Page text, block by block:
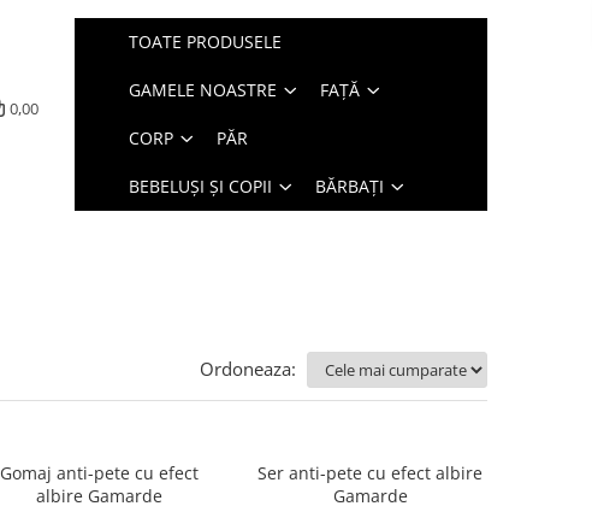
0,00
TOATE PRODUSELE
GAMELE NOASTRE FAȚĂ
CORP PĂR
BEBELUȘI ȘI COPII BĂRBAȚI
Ordoneaza:
Gomaj anti-pete cu efect
albire Gamarde
Ser anti-pete cu efect albire
Gamarde